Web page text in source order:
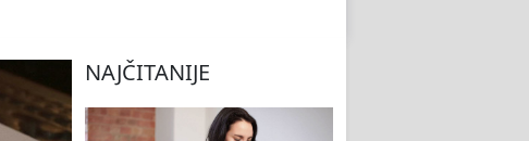
NAJČITANIJE